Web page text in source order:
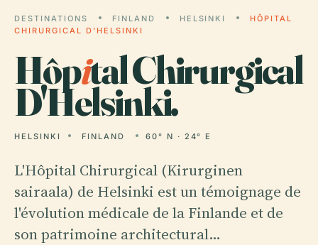
DESTINATIONS FINLAND HELSINKI
HÔPITAL
CHIRURGICAL D'HELSINKI
Hôpital Chirurgical
D'Helsinki.
HELSINKI FINLAND 60° N · 24° E
L'Hôpital Chirurgical (Kirurginen
sairaala) de Helsinki est un témoignage de
l'évolution médicale de la Finlande et de
son patrimoine architectural…